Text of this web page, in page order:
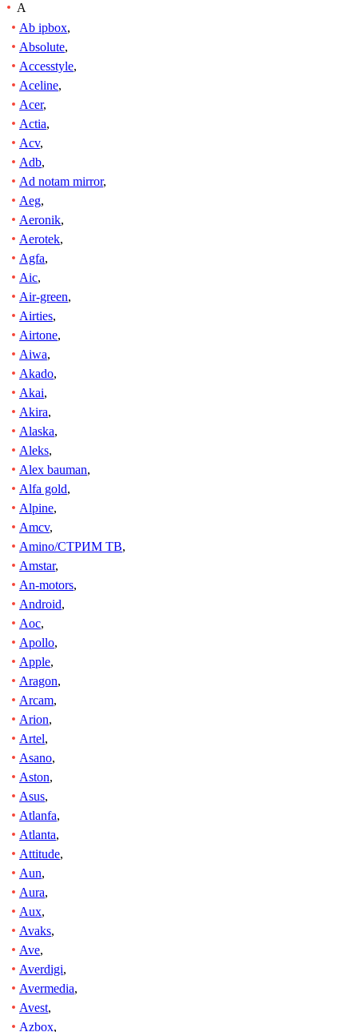
A
Ab ipbox,
Absolute,
Accesstyle,
Aceline,
Acer,
Actia,
Acv,
Adb,
Ad notam mirror,
Aeg,
Aeronik,
Aerotek,
Agfa,
Aic,
Air-green,
Airties,
Airtone,
Aiwa,
Akado,
Akai,
Akira,
Alaska,
Aleks,
Alex bauman,
Alfa gold,
Alpine,
Amcv,
Amino/СТРИМ ТВ,
Amstar,
An-motors,
Android,
Aoc,
Apollo,
Apple,
Aragon,
Arcam,
Arion,
Artel,
Asano,
Aston,
Asus,
Atlanfa,
Atlanta,
Attitude,
Aun,
Aura,
Aux,
Avaks,
Ave,
Averdigi,
Avermedia,
Avest,
Azbox,